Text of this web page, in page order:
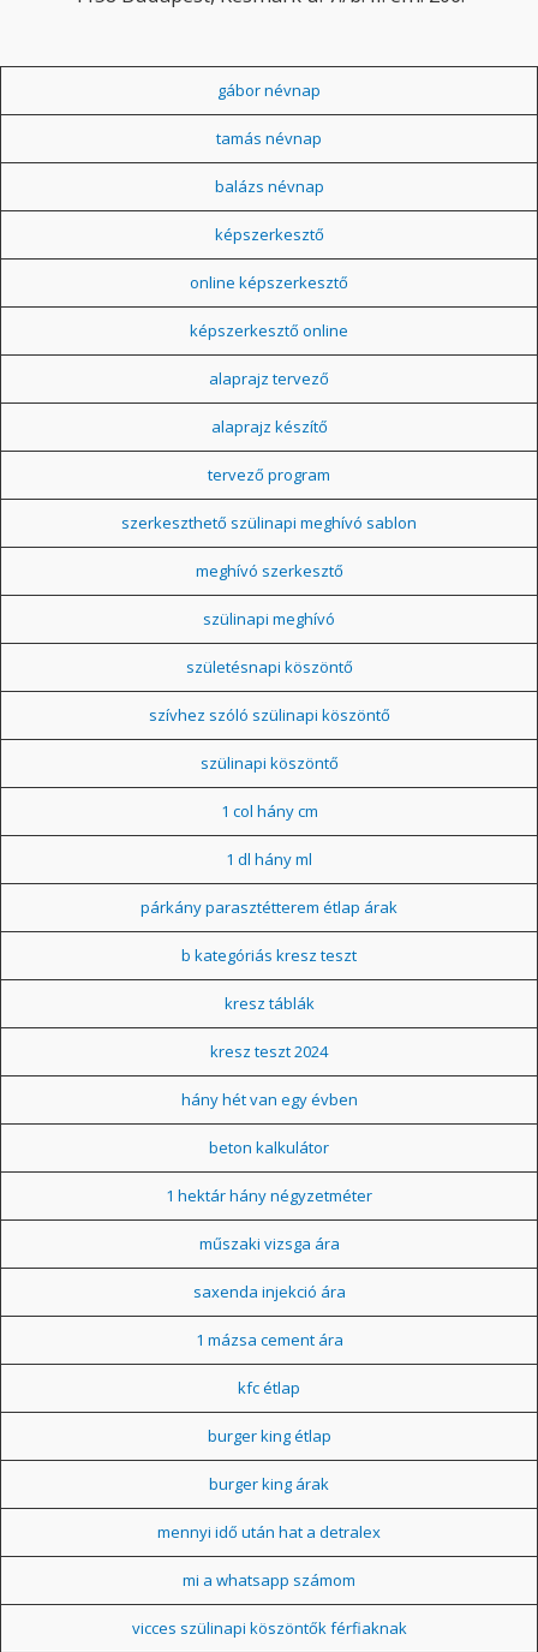
gábor névnap
tamás névnap
balázs névnap
képszerkesztő
online képszerkesztő
képszerkesztő online
alaprajz tervező
alaprajz készítő
tervező program
szerkeszthető szülinapi meghívó sablon
meghívó szerkesztő
szülinapi meghívó
születésnapi köszöntő
szívhez szóló szülinapi köszöntő
szülinapi köszöntő
1 col hány cm
1 dl hány ml
párkány parasztétterem étlap árak
b kategóriás kresz teszt
kresz táblák
kresz teszt 2024
hány hét van egy évben
beton kalkulátor
1 hektár hány négyzetméter
műszaki vizsga ára
saxenda injekció ára
1 mázsa cement ára
kfc étlap
burger king étlap
burger king árak
mennyi idő után hat a detralex
mi a whatsapp számom
vicces szülinapi köszöntők férfiaknak